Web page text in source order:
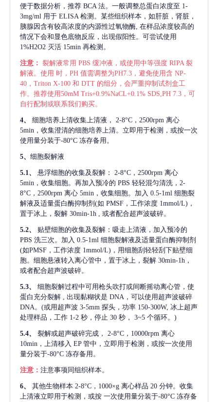
便于数据分析，推荐 BCA 法。一般调整总蛋白浓度至 1-
3mg/ml 用于 ELISA 检测。某些组织样本，如肝脏，肾脏，
胰腺因含有较高浓度的内源性过氧物酶, 在样品浓度较高的
情况下会和显色底物反应，出现假阳性。可尝试使用
1%H2O2 灭活 15min 再检测。
注意： 裂解液常用 PBS 缓冲液，或使用中等强度 RIPA 裂
解液。使用 时，PH 值需调整为PH7.3，避免使用含 NP-
40，Triton X-100 和 DTT 的组分，会严重抑制试剂盒工
作。推荐使用50mM Tris+0.9%NaCL+0.1% SDS,PH 7.3，可
自行配制或联系我们购买。
4、 细胞培养上清收集上清液，
2-8°C，2500rpm 离心
5min，收集澄清的细胞培养上清。立即用于检测，或按一次
使用量分装于-80°C 冻存备用。
5、 细胞裂解液
5.1、 悬浮细胞的收集及裂解：
2-8°C，2500rpm 离心
5min，收集细胞。再加入预冷的 PBS 轻轻混匀清洗，2-
8°C，2500rpm 离心 5min，收集细胞。加入 0.5-1ml 细胞裂
解液及适量蛋白酶抑制剂(如 PMSF，工作浓度 1mmol/L)，
置于冰上，裂解 30min-1h , 或者配合超声波破碎。
5.2、
贴壁细胞的收集及裂解：吸走上清液，加入预冷的
PBS 洗三次。加入 0.5-1ml 细胞裂解液及适量蛋白酶抑制剂
(如PMSF，工作浓度 1mmol/L)，用细胞刮轻轻刮下贴壁细
胞。细胞悬液转入离心管中，置于冰上，裂解 30min-1h，
或者配合超声波破碎。
5.3、
细胞裂解过程中可用枪头吹打或间断摇动离心管，使
蛋白充分裂解
, 出现黏糊状是 DNA，可以使用超声波破碎
DNA。(或用超声波 3-5mm 探头，功率 150-300W, 冰上超声
处理样品，工作 1-2 秒，停止 30 秒， 3~5 个循环。)
5.4、 裂解或超声破碎完成，
2-8°C，10000rpm 离心
10min，上清移入 EP 管中，立即用于检测，或按一次使用
量分装于-80°C 冻存备用。
注意： 注意事项同组织样本。
6、 其他生物样本 2-8°C，1000×g 离心样品 20 分钟。收集
上清液立即用于检测，或按 一次使用量分装于-80°C 冻存备